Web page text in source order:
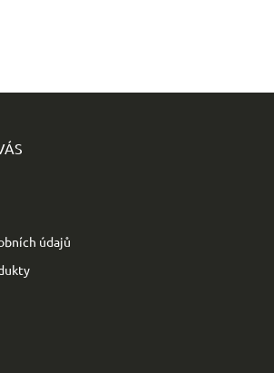
údajů